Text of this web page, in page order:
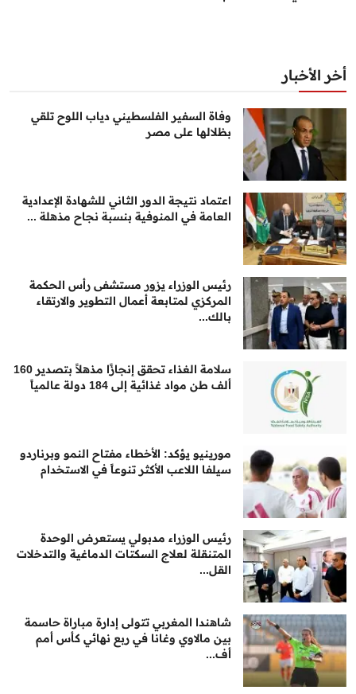
أخر الأخبار
وفاة السفير الفلسطيني دياب اللوح تلقي
بظلالها على مصر
اعتماد نتيجة الدور الثاني للشهادة الإعدادية
العامة في المنوفية بنسبة نجاح مذهلة ...
رئيس الوزراء يزور مستشفى رأس الحكمة
المركزي لمتابعة أعمال التطوير والارتقاء
بالك...
سلامة الغذاء تحقق إنجازًا مذهلاً بتصدير 160
ألف طن مواد غذائية إلى 184 دولة عالمياً
مورينيو يؤكد: الأخطاء مفتاح النمو وبرناردو
سيلفا اللاعب الأكثر تنوعاً في الاستخدام
رئيس الوزراء مدبولي يستعرض الوحدة
المتنقلة لعلاج السكتات الدماغية والتدخلات
القل...
شاهندا المغربي تتولى إدارة مباراة حاسمة
بين مالاوي وغانا في ربع نهائي كأس أمم
أف...